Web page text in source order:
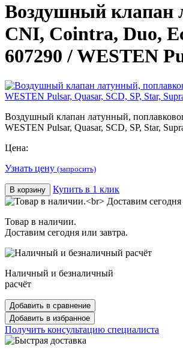
Воздушный клапан
CNI, Cointra, Duo,
607290 / WESTEN
Воздушный клапан латунный,
WESTEN Pulsar, Quasar, SCD, SP, Star,
Цена:
Узнать цену (запросить)
В корзину Купить в 1 клик
Товар в наличии.
Доставим сегодня или завтра.
Наличный и безналичный
расчёт
Добавить в сравнение
Добавить в избранное
Получить консультацию специалиста